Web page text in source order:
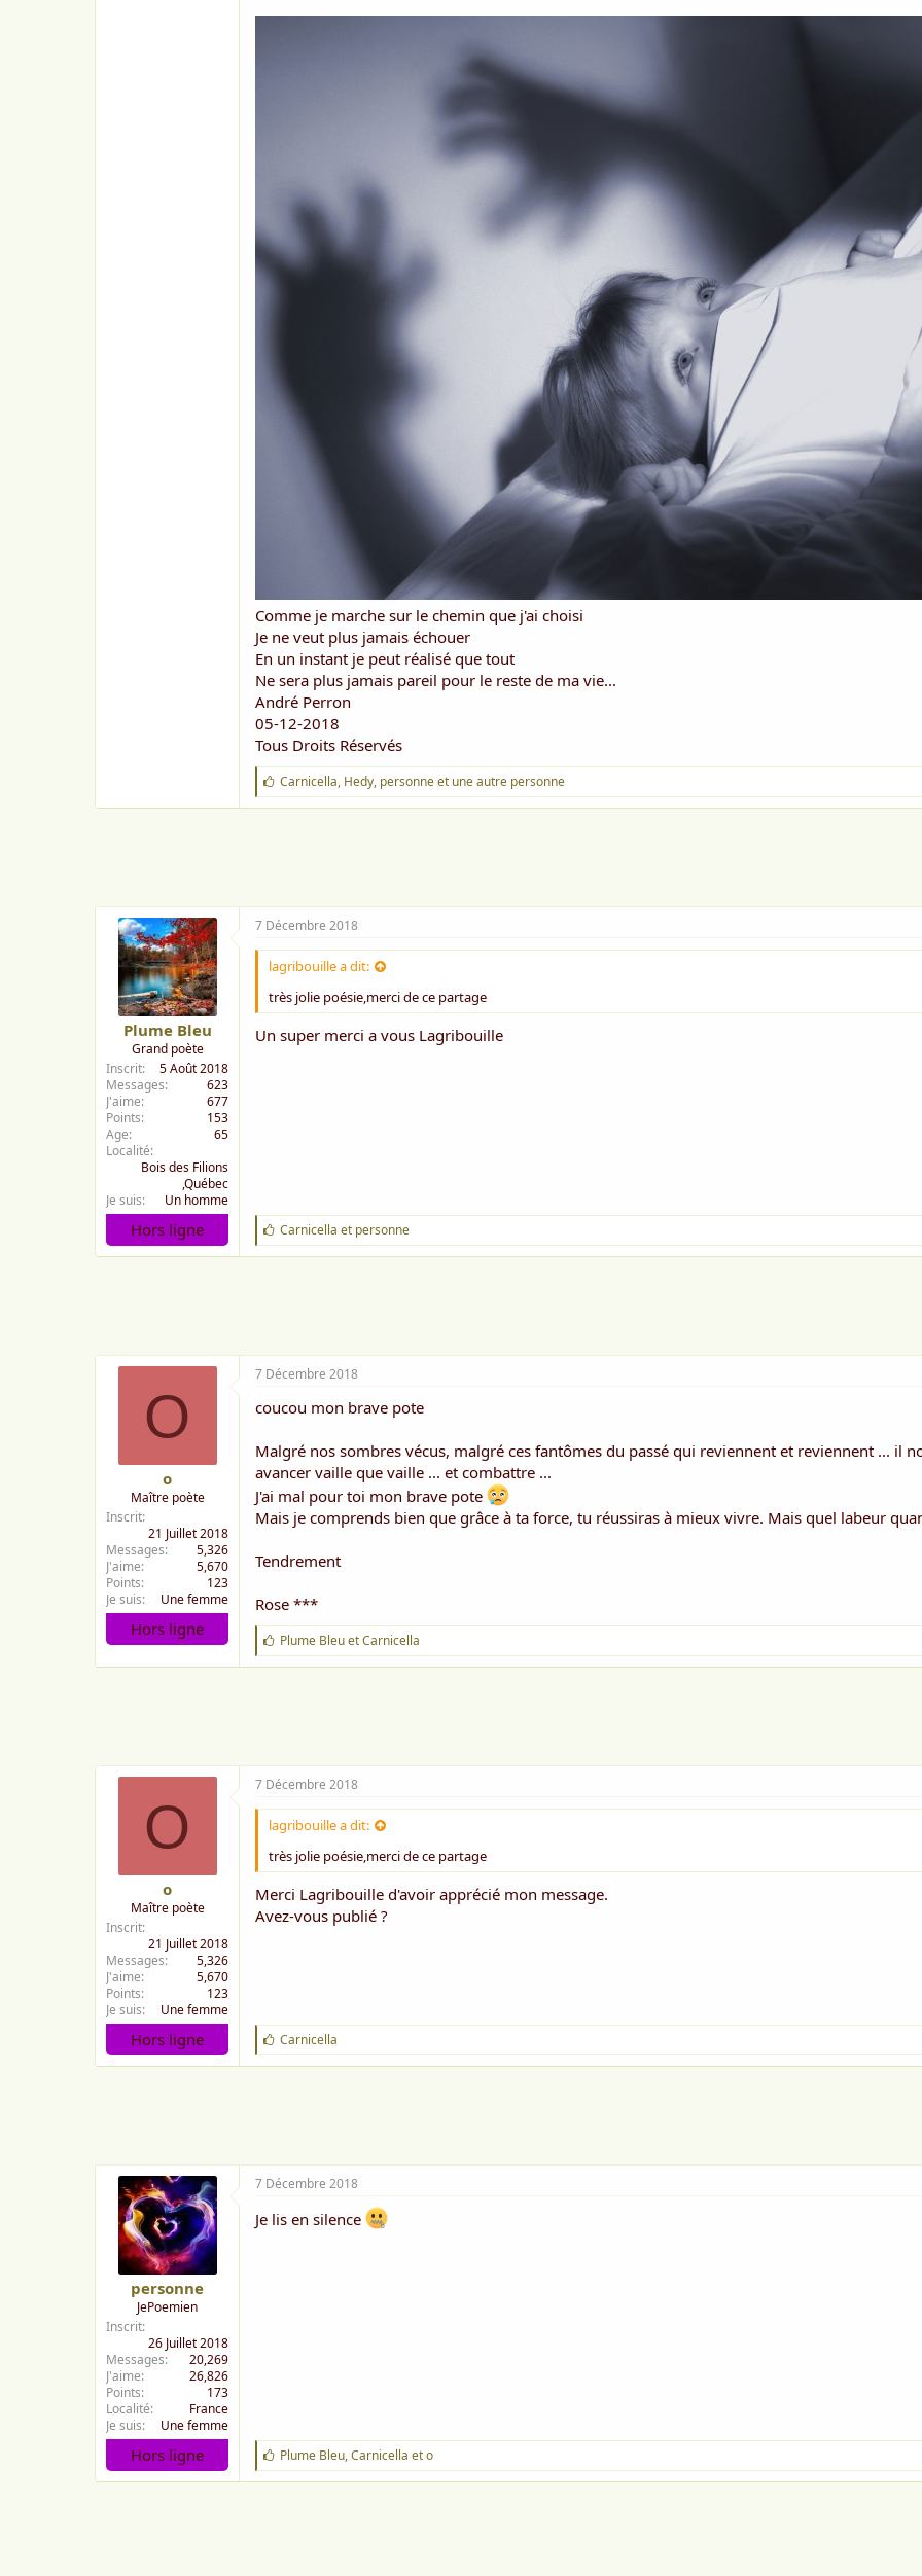
Comme je marche sur le chemin que j'ai choisi
Je ne veut plus jamais échouer
En un instant je peut réalisé que tout
Ne sera plus jamais pareil pour le reste de ma vie...
André Perron
05-12-2018
Tous Droits Réservés
J
'
a
Carnicella, Hedy, personneet une autre personne
Plume Bleu
Grand poète
Inscrit
5 Août 2018
Messages
623
J'aime
677
Points
153
Age
65
Localité
Bois des Filions
,Québec
Je suis
Un homme
Hors ligne
7 Décembre 2018
lagribouille a dit:
très jolie poésie,merci de ce partage
Un super merci a vous Lagribouille
J
'
a
Carnicella et personne
O
o
Maître poète
Inscrit
21 Juillet 2018
Messages
5,326
J'aime
5,670
Points
123
Je suis
Une femme
Hors ligne
7 Décembre 2018
coucou mon brave pote
Malgré nos sombres vécus, malgré ces fantômes du passé qui reviennent et reviennent ... il
avancer vaille que vaille ... et combattre ...
J'ai mal pour toi mon brave pote
Mais je comprends bien que grâce à ta force, tu réussiras à mieux vivre. Mais quel labeur
Tendrement
Rose ***
J
'
a
Plume BleuetCarnicella
O
o
Maître poète
Inscrit
21 Juillet 2018
Messages
5,326
J'aime
5,670
Points
123
Je suis
Une femme
Hors ligne
7 Décembre 2018
lagribouille a dit:
très jolie poésie,merci de ce partage
Merci Lagribouille d'avoir apprécié mon message.
Avez-vous publié ?
J
'
a
Carnicella
personne
JePoemien
Inscrit
26 Juillet 2018
Messages
20,269
J'aime
26,826
Points
173
Localité
France
Je suis
Une femme
Hors ligne
7 Décembre 2018
Je lis en silence
J
'
a
Plume Bleu,Carnicella eto